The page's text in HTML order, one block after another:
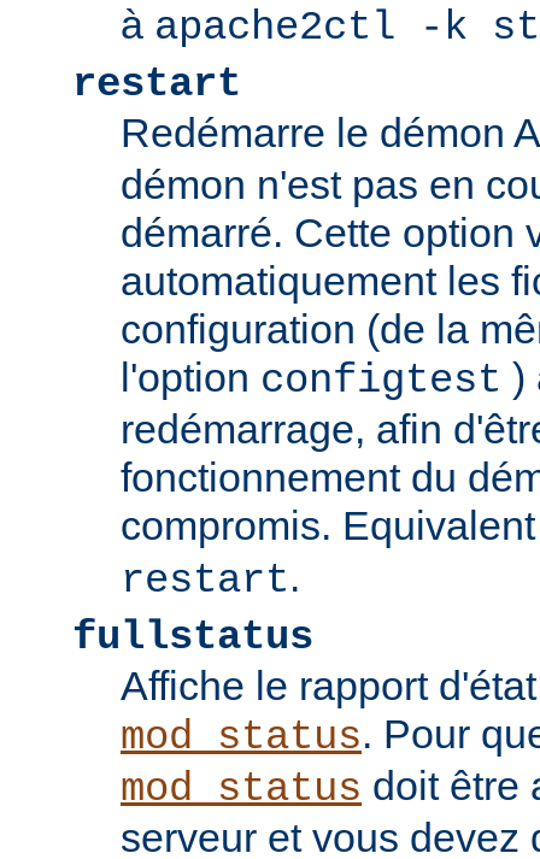
à apache2ctl -k
restart
Redémarre le démon
démon n'est pas en
démarré. Cette option
automatiquement les
configuration (de la
l'option configtest )
redémarrage, afin
fonctionnement du
compromis.
restart.
fullstatus
Affiche le rapport
mod_status. Pour
mod_status doit être
serveur et vous devez